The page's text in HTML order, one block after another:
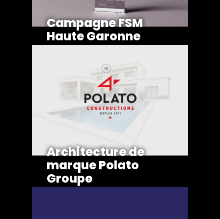
Campagne FSM
Haute Garonne
Architecture de
marque Polato
Groupe